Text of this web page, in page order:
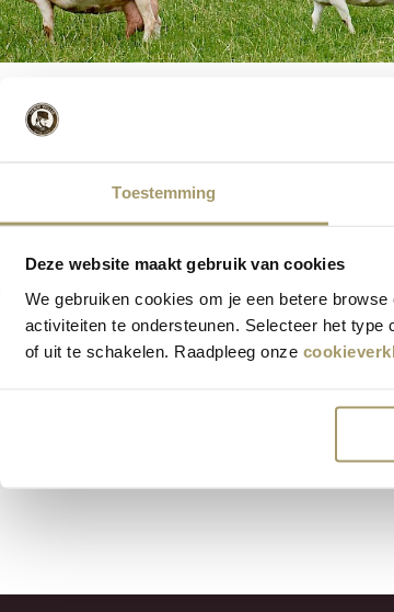
Toestemming
Deze website maakt gebruik van cookies
We gebruiken cookies om je een betere
activiteiten te ondersteunen. Selecteer het
of uit te schakelen. Raadpleeg onze
Biologisch Holländische
Bio Ziegenschnittkäse Jung
i. Tr.
Käse. Weich, cremig und voll im Geschmack.